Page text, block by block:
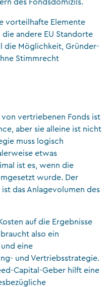
des Fondsdomizils.
vorteilhafte Elemente
andere EU Standorte
die Möglichkeit, Gründer-
Stimmrecht
vertriebenen Fonds ist
aber sie alleine ist nicht
muss logisch
etwas
ist es, wenn die
wurde. Der
das Anlagevolumen des
auf die Ergebnisse
also ein
eine
und Vertriebsstrategie.
Capital-Geber hilft eine